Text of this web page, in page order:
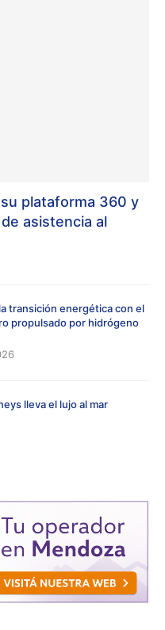
plataforma 360 y
asistencia al
transición energética con el
propulsado por hidrógeno
lleva el lujo al mar